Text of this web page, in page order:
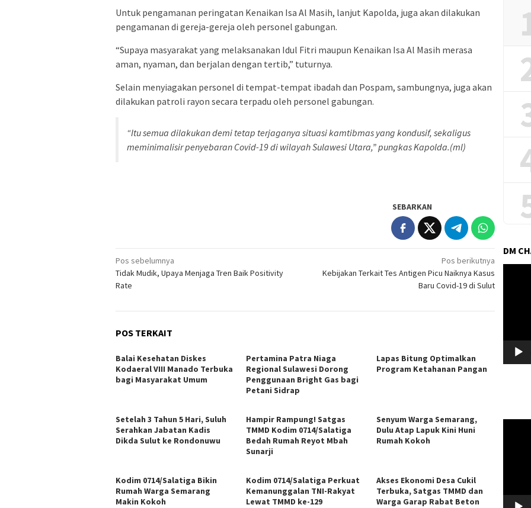
Untuk pengamanan peringatan Kenaikan Isa Al Masih, lanjut Kapolda, juga akan dilakukan
pengamanan di gereja-gereja oleh personel gabungan.
“Supaya masyarakat yang melaksanakan Idul Fitri maupun Kenaikan Isa Al Masih merasa
aman, nyaman, dan berjalan dengan tertib,” tuturnya.
Selain menyiagakan personel di tempat-tempat ibadah dan Pospam, sambungnya, juga akan
dilakukan patroli rayon secara terpadu oleh personel gabungan.
“Itu semua dilakukan demi tetap terjaganya situasi kamtibmas yang kondusif, sekaligus
meminimalisir penyebaran Covid-19 di wilayah Sulawesi Utara,” pungkas Kapolda.(ml)
SEBARKAN
Navigasi
pos
Pos sebelumnya
Tidak Mudik, Upaya Menjaga Tren Baik Positivity
Rate
Pos berikutnya
Kebijakan Terkait Tes Antigen Picu Naiknya Kasus
Baru Covid-19 di Sulut
POS TERKAIT
Balai Kesehatan Diskes
Kodaeral VIII Manado Terbuka
bagi Masyarakat Umum
Pertamina Patra Niaga
Regional Sulawesi Dorong
Penggunaan Bright Gas bagi
Petani Sidrap
Lapas Bitung Optimalkan
Program Ketahanan Pangan
Setelah 3 Tahun 5 Hari, Suluh
Serahkan Jabatan Kadis
Dikda Sulut ke Rondonuwu
Hampir Rampung! Satgas
TMMD Kodim 0714/Salatiga
Bedah Rumah Reyot Mbah
Sunarji
Senyum Warga Semarang,
Dulu Atap Lapuk Kini Huni
Rumah Kokoh
Kodim 0714/Salatiga Bikin
Rumah Warga Semarang
Makin Kokoh
Kodim 0714/Salatiga Perkuat
Kemanunggalan TNI-Rakyat
Lewat TMMD ke-129
Akses Ekonomi Desa Cukil
Terbuka, Satgas TMMD dan
Warga Garap Rabat Beton
DM